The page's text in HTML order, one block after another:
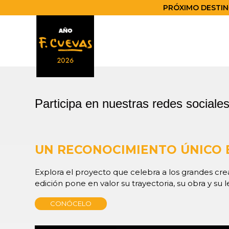
PRÓXIMO
Participa en nuestras redes sociales
UN RECONOCIMIENTO ÚNICO
Explora el proyecto que celebra a los grandes
edición pone en valor su trayectoria, su obra y su
CONÓCELO